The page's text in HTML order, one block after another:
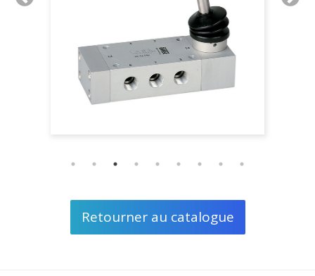
Retourner au catalogue